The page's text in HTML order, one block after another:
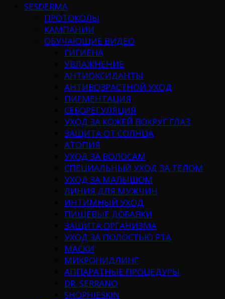
SESDERMA
ПРОТОКОЛЫ
КАМПАНИИ
ОБУЧАЮЩИЕ ВИДЕО
ГИГИЕНА
УВЛАЖНЕНИЕ
АНТИОКСИДАНТЫ
АНТИВОЗРАСТНОЙ УХОД
ПИГМЕНТАЦИЯ
СЕБОРЕГУЛЯЦИЯ
УХОД ЗА КОЖЕЙ ВОКРУГ ГЛАЗ
ЗАЩИТА ОТ СОЛНЦА
АТОПИЯ
УХОД ЗА ВОЛОСАМ
СПЕЦИАЛЬНЫЙ УХОД ЗА ТЕЛОМ
УХОД ЗА МАЛЫШОМ
ЛИНИЯ ДЛЯ МУЖЧИН
ИНТИМНЫЙ УХОД
ПИЩЕВЫЕ ДОБАВКИ
ЗАЩИТА ОРГАНИЗМА
УХОД ЗА ПОЛОСТЬЮ РТА
МАСКИ
МИКРОНИДЛИНГ
АППАРАТНЫЕ ПРОЦЕДУРЫ
DR. SERRANO
SHOPHIESKIN